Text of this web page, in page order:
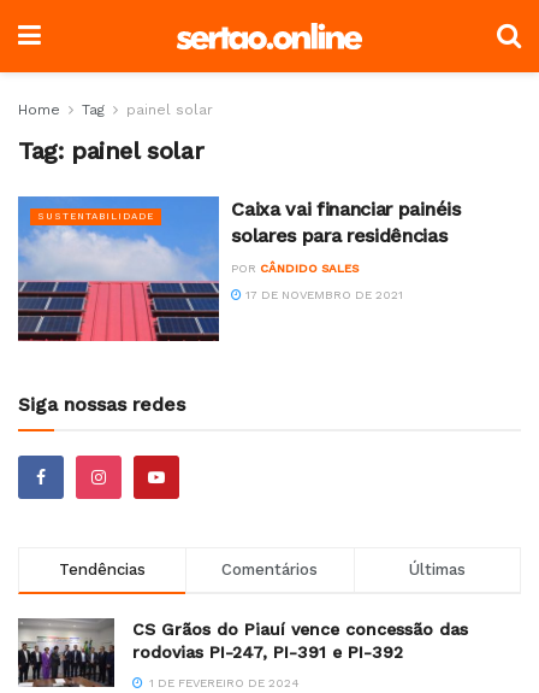
Home Tag painel solar
Tag: painel solar
SUSTENTABILIDADE
Caixa vai financiar painéis
solares para residências
POR CÂNDIDO SALES
17 DE NOVEMBRO DE 2021
Siga nossas redes
Tendências Comentários Últimas
CS Grãos do Piauí vence concessão das
rodovias PI-247, PI-391 e PI-392
1 DE FEVEREIRO DE 2024